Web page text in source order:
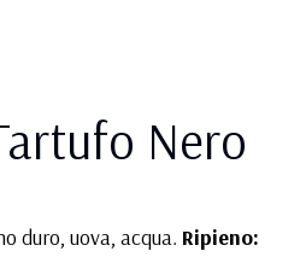
Nero
duro, uova, acqua. Ripieno: